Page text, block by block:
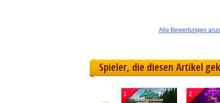
Alle Bewertungen
Spieler, die diesen Artikel
1 2